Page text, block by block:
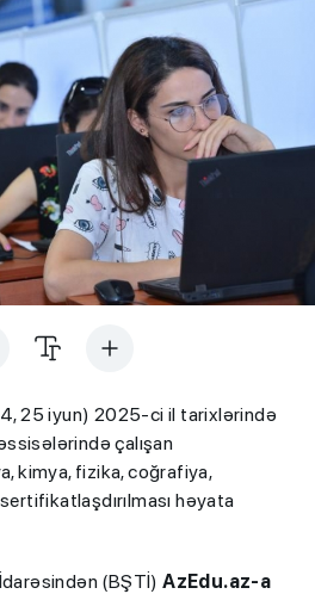
25 iyun) 2025-ci il tarixlərində
çalışan
kimya, fizika, coğrafiya,
həyata
(BŞTİ)AzEdu.az-a